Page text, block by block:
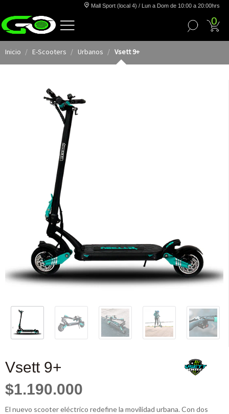
Mall Sport (local 4) / Lun a Dom de 10:00 a 20:00hrs
0
Inicio E-Scooters Urbanos Vsett 9+
Vsett 9+
$1.190.000
El nuevo scooter eléctrico redefine la movilidad urbana. Con dos